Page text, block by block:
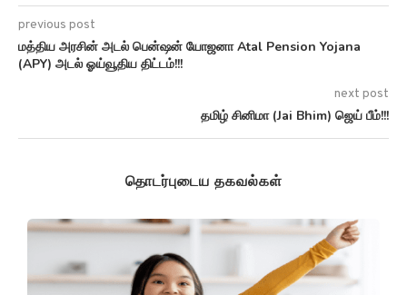
previous post
மத்திய அரசின் அடல் பென்ஷன் யோஜனா Atal Pension Yojana
(APY) அடல் ஓய்வூதிய திட்டம்!!!
next post
தமிழ் சினிமா (Jai Bhim) ஜெய் பீம்!!!
தொடர்புடைய தகவல்கள்